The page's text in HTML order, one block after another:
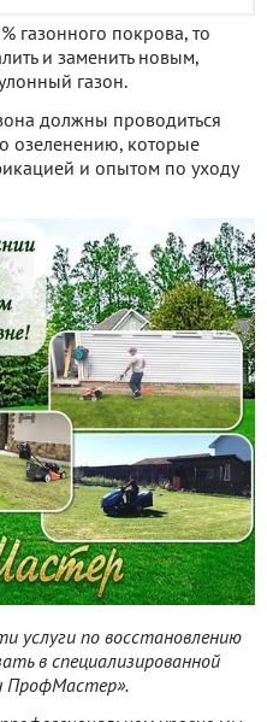
газонного покрова, то
и заменить новым,
газон.
должны проводиться
озеленению, которые
и опытом по уходу
услуги по восстановлению
в специализированной
ПрофМастер».